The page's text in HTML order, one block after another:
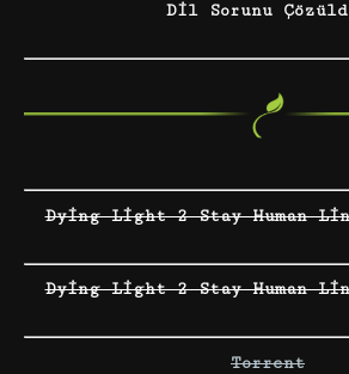
Dil Sorunu
Dying Light 2 Stay Human
Dying Light 2 Stay Human
Torrent